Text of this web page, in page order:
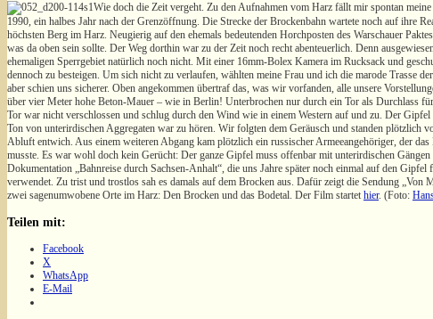
Wie doch die Zeit vergeht. Zu den Aufnahmen vom Harz fällt mir spontan
1990, ein halbes Jahr nach der Grenzöffnung. Die Strecke der Brockenbahn wartete noch auf ihre
höchsten Berg im Harz. Neugierig auf den ehemals bedeutenden Horchposten des Warschauer
was da oben sein sollte. Der Weg dorthin war zu der Zeit noch recht abenteuerlich. Denn
ehemaligen Sperrgebiet natürlich noch nicht. Mit einer 16mm-Bolex Kamera im Rucksack und
dennoch zu besteigen. Um sich nicht zu verlaufen, wählten meine Frau und ich die marode Trasse
aber schien uns sicherer. Oben angekommen übertraf das, was wir vorfanden, alle unsere
über vier Meter hohe Beton-Mauer – wie in Berlin! Unterbrochen nur durch ein Tor als Durchlass
Tor war nicht verschlossen und schlug durch den Wind wie in einem Western auf und zu. Der
Ton von unterirdischen Aggregaten war zu hören. Wir folgten dem Geräusch und standen plötzlich
Abluft entwich. Aus einem weiteren Abgang kam plötzlich ein russischer Armeeangehöriger, der
musste. Es war wohl doch kein Gerücht: Der ganze Gipfel muss offenbar mit unterirdischen
Dokumentation „Bahnreise durch Sachsen-Anhalt“, die uns Jahre später noch einmal auf den
verwendet. Zu trist und trostlos sah es damals auf dem Brocken aus. Dafür zeigt die Sendung „Von
zwei sagenumwobene Orte im Harz: Den Brocken und das Bodetal. Der Film startet hier. (Foto:
Teilen mit:
Facebook
X
WhatsApp
E-Mail